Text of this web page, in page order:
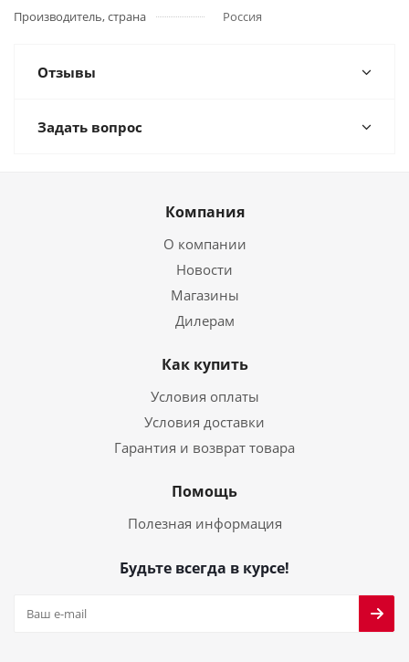
Производитель, страна
Россия
Отзывы
Задать вопрос
Компания
О компании
Новости
Магазины
Дилерам
Как купить
Условия оплаты
Условия доставки
Гарантия и возврат товара
Помощь
Полезная информация
Будьте всегда в курсе!